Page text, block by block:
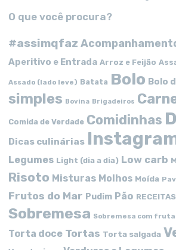
O que você procura?
#assimqfaz
Aperitivo e Entrada Arroz e Feijão
Assado (lado leve) Batata Bolo Bolo
simples Bovina Brigadeiros
Comida de Verdade Comidinhas
Dicas culinárias
Legumes Light (dia a dia) Low carb
Risoto Misturas Molhos Moída
Frutos do Mar Pudim Pão RECEITAS
Sobremesa Sobremesa com
Torta doce Tortas Torta salgada